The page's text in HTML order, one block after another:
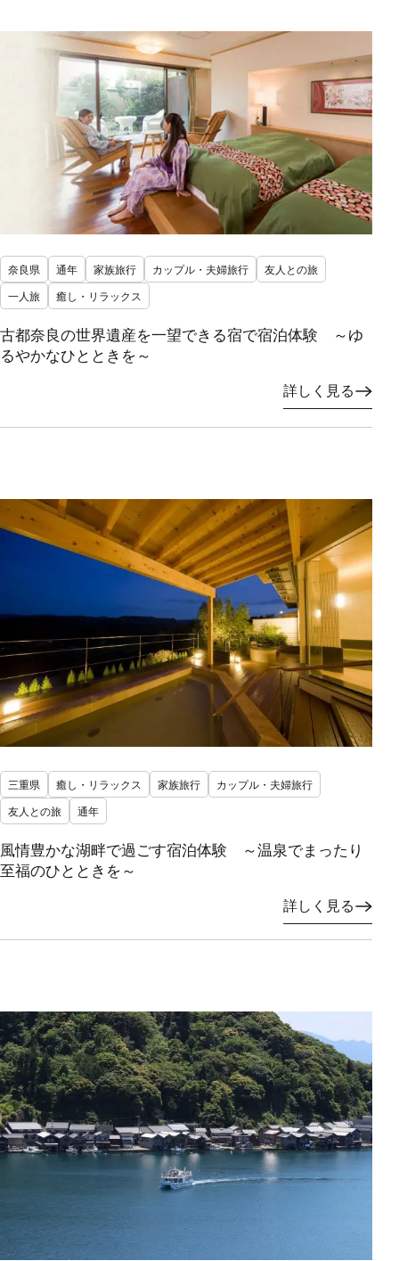
奈良県 通年 家族旅行 カップル・夫婦旅行
友人との旅
一人旅
癒し・リラックス
古都奈良の世界遺産を一望できる宿で宿泊体験 ～ゆ
るやかなひとときを～
詳しく見る
三重県 癒し・リラックス 家族旅行
カップル・夫婦旅行
友人との旅
通年
風情豊かな湖畔で過ごす宿泊体験 ～温泉でまったり
至福のひとときを～
詳しく見る